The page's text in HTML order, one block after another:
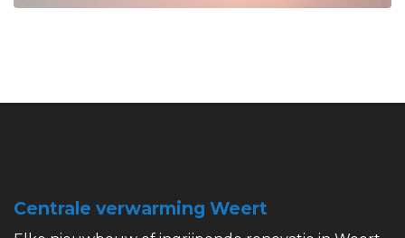
Centrale verwarming Weert